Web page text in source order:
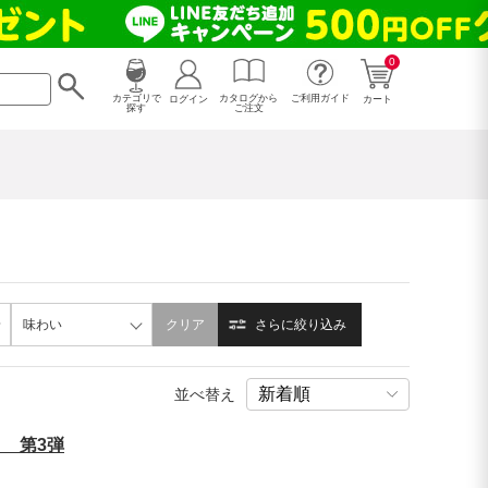
カテゴリで
探す
0
カート
ログイン
カタログから
ご注文
ご利用ガイド
味わい クリア さらに絞り込み
並べ替え
第3弾